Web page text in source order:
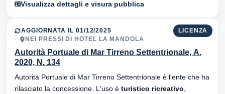
Visualizza dettagli e visura pubblica
LICENZA
AGGIORNATA IL 01/12/2025
NEI PRESSI DI HOTEL LA MANDOLA
Autorità Portuale di Mar Tirreno Settentrionale, A.
2020, N. 134
Autorità Portuale di Mar Tirreno Settentrionale è l'ente che ha
rilasciato la concessione. L'uso è turistico ricreativo